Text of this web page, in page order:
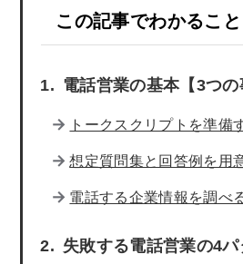
この記事でわかること
電話営業の基本【3つの
トークスクリプトを準備
想定質問集と回答例を用
電話する企業情報を調べ
失敗する電話営業の4